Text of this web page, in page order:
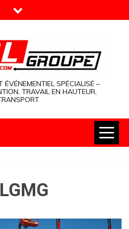
ÉVÉNEMENTIEL SPÉCIALISÉ –
TRAVAIL EN HAUTEUR,
LGMG